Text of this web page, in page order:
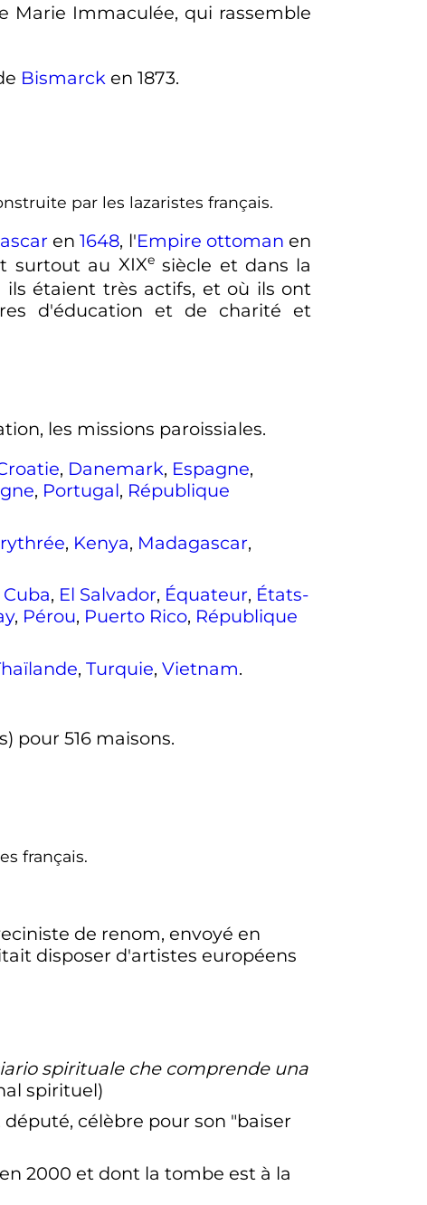
Marie Immaculée, qui rassemble
Bismarck en 1873.
par les lazaristes français.
en1648, l'Empire ottoman en
surtout au XIXe siècle et dans la
ils étaient très actifs, et où ils ont
d'éducation et de charité et
les missions paroissiales.
, Danemark, Espagne,
, Portugal, République
, Kenya, Madagascar,
Cuba, El Salvador, Équateur, États-
, Pérou, Puerto Rico, République
, Turquie, Vietnam.
pour 516 maisons.
français.
de renom, envoyé en
disposer d'artistes européens
spirituale che comprende una
spirituel)
célèbre pour son "baiser
en 2000 et dont la tombe est à la